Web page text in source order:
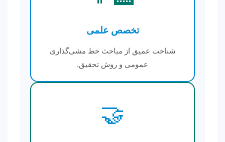
تخصص علمی
شناخت عمیق از مباحث خط مشی‌گذاری
عمومی و روش تحقیق.
🤝